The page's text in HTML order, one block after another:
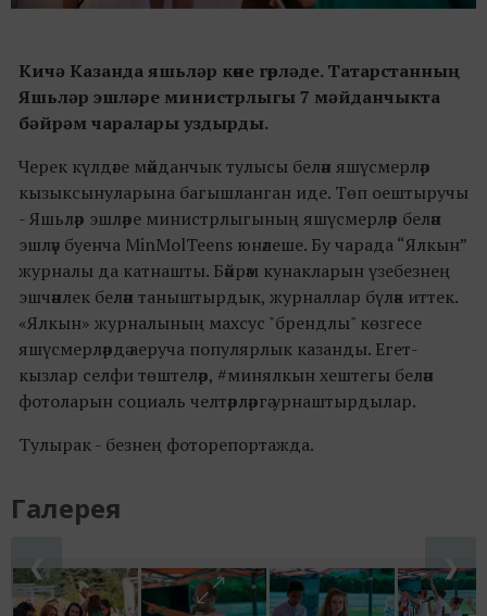
Кичә Казанда яшьләр көне гөрләде. Татарстанның
Яшьләр эшләре министрлыгы 7 мәйданчыкта
бәйрәм чаралары уздырды.
Черек күлдәге мәйданчык тулысы белән яшүсмерләр
кызыксынуларына багышланган иде. Төп оештыручы
- Яшьләр эшләре министрлыгының яшүсмерләр белән
эшләү буенча MinMolTeens юнәлеше. Бу чарада “Ялкын”
журналы да катнашты. Бәйрәм кунакларын үзебезнең
эшчәнлек белән таныштырдык, журналлар бүләк иттек.
«Ялкын» журналының махсус "брендлы" көзгесе
яшүсмерләрдә аеруча популярлык казанды. Егет-
кызлар селфи төштеләр, #минялкын хештегы белән
фотоларын социаль челтәрләргә урнаштырдылар.
Тулырак - безнең фоторепортажда.
Галерея
❮ ❯